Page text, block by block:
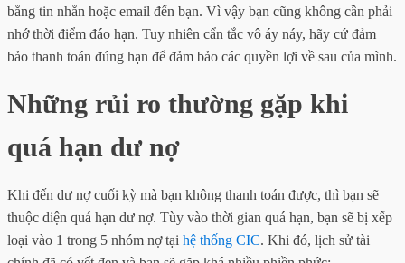
bằng tin nhắn hoặc email đến bạn. Vì vậy bạn cũng không cần phải
nhớ thời điểm đáo hạn. Tuy nhiên cẩn tắc vô áy náy, hãy cứ đảm
bảo thanh toán đúng hạn để đảm bảo các quyền lợi về sau của mình.
Những rủi ro thường gặp khi
quá hạn dư nợ
Khi đến dư nợ cuối kỳ mà bạn không thanh toán được, thì bạn sẽ
thuộc diện quá hạn dư nợ. Tùy vào thời gian quá hạn, bạn sẽ bị xếp
loại vào 1 trong 5 nhóm nợ tại hệ thống CIC. Khi đó, lịch sử tài